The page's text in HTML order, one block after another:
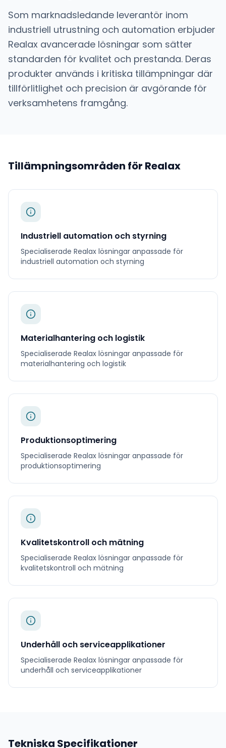
Som marknadsledande leverantör inom
industriell utrustning och automation erbjuder
Realax avancerade lösningar som sätter
standarden för kvalitet och prestanda. Deras
produkter används i kritiska tillämpningar där
tillförlitlighet och precision är avgörande för
verksamhetens framgång.
Tillämpningsområden för Realax
Industriell automation och styrning
Specialiserade Realax lösningar anpassade för
industriell automation och styrning
Materialhantering och logistik
Specialiserade Realax lösningar anpassade för
materialhantering och logistik
Produktionsoptimering
Specialiserade Realax lösningar anpassade för
produktionsoptimering
Kvalitetskontroll och mätning
Specialiserade Realax lösningar anpassade för
kvalitetskontroll och mätning
Underhåll och serviceapplikationer
Specialiserade Realax lösningar anpassade för
underhåll och serviceapplikationer
Tekniska Specifikationer